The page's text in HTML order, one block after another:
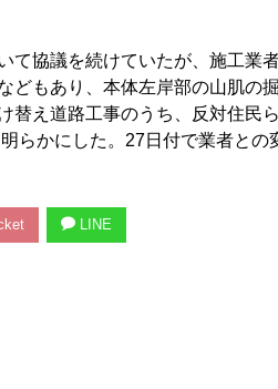
協議を続けていたが、施工業
どもあり、本体左岸部の山肌の
替え道路工事のうち、反対住民
らかにした。27日付で業者との
LINE